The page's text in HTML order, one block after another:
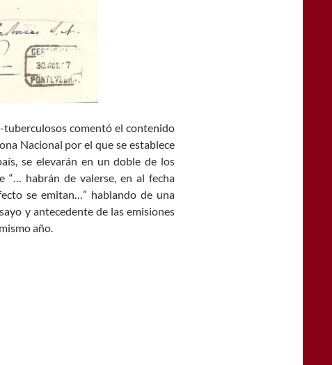
tuberculosos comentó el contenido
Nacional por el que se establece
se elevarán en un doble de los
“… habrán de valerse, en al fecha
se emitan…” hablando de una
y antecedente de las emisiones
año.